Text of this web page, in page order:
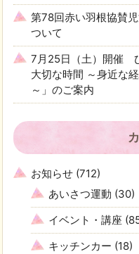
第78回赤い羽根協賛
ついて
7月25日（土）開催
大切な時間 ～身近な
～」のご案内
お知らせ (712)
あいさつ運動 (30)
イベント・講座
キッチンカー (18)